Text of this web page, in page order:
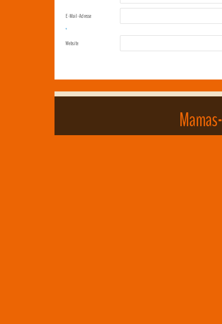
E-Mail-Adresse
*
Website